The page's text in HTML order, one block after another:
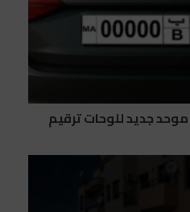
موحد جديد للوحات ترقيم